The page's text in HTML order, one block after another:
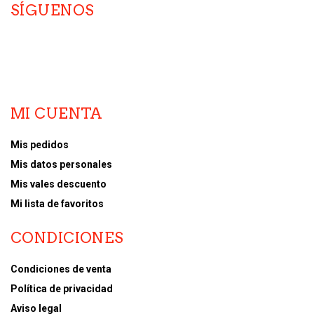
SÍGUENOS
MI CUENTA
Mis pedidos
Mis datos personales
Mis vales descuento
Mi lista de favoritos
CONDICIONES
Condiciones de venta
Política de privacidad
Aviso legal